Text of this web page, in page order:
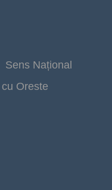
Sens Național
Oreste